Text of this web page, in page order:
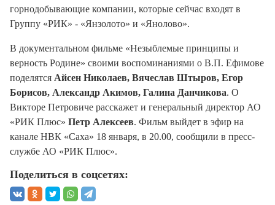
горнодобывающие компании, которые сейчас входят в
Группу «РИК» - «Янзолото» и «Янолово».
В документальном фильме «Незыблемые принципы и
верность Родине» своими воспоминаниями о В.П. Ефимове
поделятся Айсен Николаев, Вячеслав Штыров, Егор
Борисов, Александр Акимов, Галина Данчикова. О
Викторе Петровиче расскажет и генеральный директор АО
«РИК Плюс» Петр Алексеев. Фильм выйдет в эфир на
канале НВК «Саха» 18 января, в 20.00, сообщили в пресс-
службе АО «РИК Плюс».
Поделиться в соцсетях: